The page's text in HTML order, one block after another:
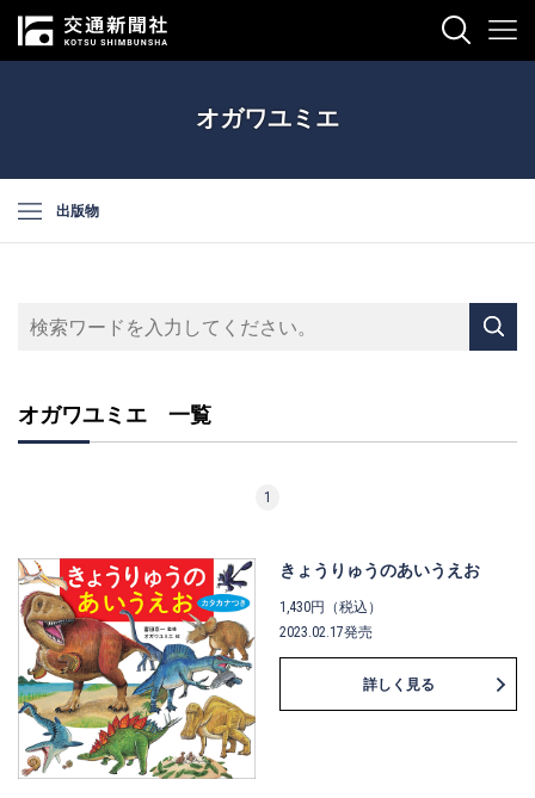
オガワユミエ
出版物
オガワユミエ 一覧
1
きょうりゅうのあいうえお
1,430円（税込）
2023.02.17発売
詳しく見る